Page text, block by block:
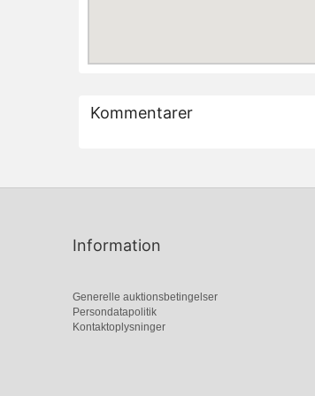
Kommentarer
Information
Generelle auktionsbetingelser
Persondatapolitik
Kontaktoplysninger